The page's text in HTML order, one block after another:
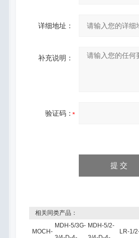
详细地址：
补充说明：
验证码：
相关同类产品：
MOCH-
MDH-5/3G- MDH-5/2-
LR-1/